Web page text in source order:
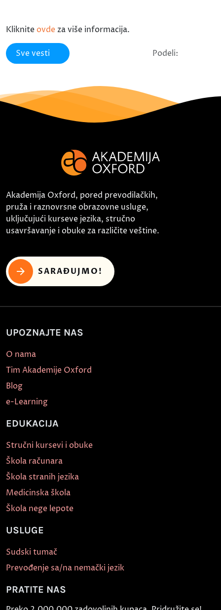
Kliknite ovde za više informacija.
Sve vesti Podeli:
Akademija Oxford, pored prevodilačkih,
pruža i raznovrsne obrazovne usluge,
uključujući kurseve jezika, stručno
usavršavanje i obuke za različite veštine.
SARAĐUJMO!
UPOZNAJTE NAS
O nama
Tim Akademije Oxford
Blog
e-Learning
EDUKACIJA
Stručni kursevi i obuke
Škola računara
Škola stranih jezika
Medicinska škola
Škola nege lepote
USLUGE
Sudski tumač
Prevođenje sa/na nemački jezik
PRATITE NAS